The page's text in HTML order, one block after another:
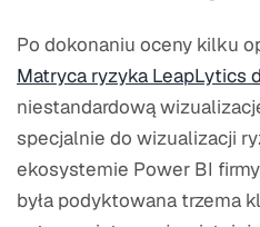
Po dokonaniu oceny kilku
Matryca ryzyka LeapLytics
niestandardową
specjalnie do wizualizacji
ekosystemie Power BI
była podyktowana trzema